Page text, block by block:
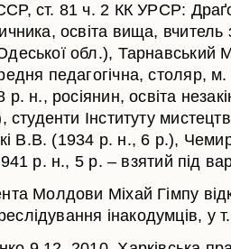
ст. 81 ч. 2 КК УРСР:
освіта вища,
обл.), Тарнавський
педагогічна, столяр,
н., росіянин, освіта
Інституту
В.В. (1934 р. н., 6 р.),
р. н., 5 р. – взятий під
Молдови Міхай Гімпу
інакодумців, у